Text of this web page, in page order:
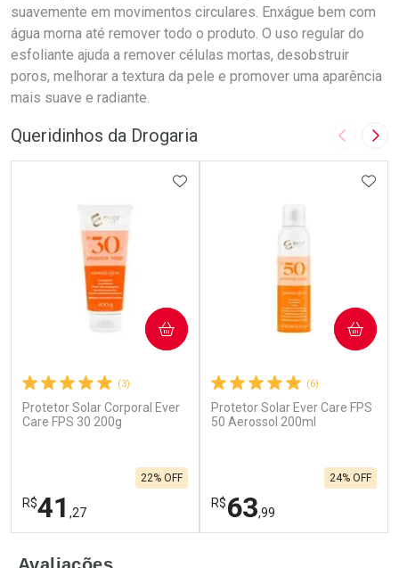
suavemente em movimentos circulares. Enxágue bem com
água morna até remover todo o produto. O uso regular do
esfoliante ajuda a remover células mortas, desobstruir
poros, melhorar a textura da pele e promover uma aparência
mais suave e radiante.
Queridinhos da Drogaria Imagem
(3)
Protetor Solar Corporal Ever
Care FPS 30 200g
R$41 ,27
22% OFF
ADICIONAR AOS FAVORITOS
COMPRAR
(6)
Protetor Solar Ever Care FPS
50 Aerossol 200ml
R$63,99
24% OFF
COMPRAR